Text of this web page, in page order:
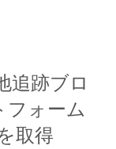
追跡ブロ
フォーム
取得